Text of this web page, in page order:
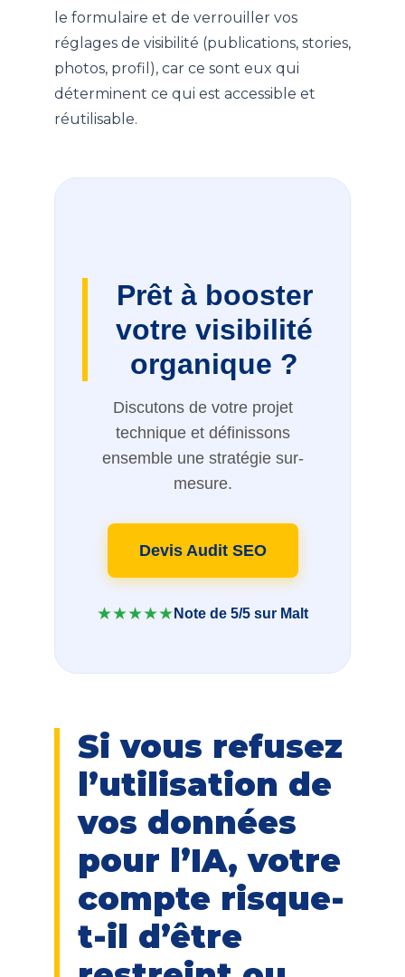
le formulaire et de verrouiller vos
réglages de visibilité (publications, stories,
photos, profil), car ce sont eux qui
déterminent ce qui est accessible et
réutilisable.
Prêt à booster
votre visibilité
organique ?
Discutons de votre projet
technique et définissons
ensemble une stratégie sur-
mesure.
Devis Audit SEO
★★★★★ Note de 5/5 sur Malt
Si vous refusez
l’utilisation de
vos données
pour l’IA, votre
compte risque-
t-il d’être